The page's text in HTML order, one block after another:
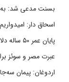
بسنت مدعی شد: به
اسحاق دار:
پایان عمر ۵۰ ساله دلارهای نفتی به دست ایران
عبرت مصر و سوئز
اردوغان: پیمان